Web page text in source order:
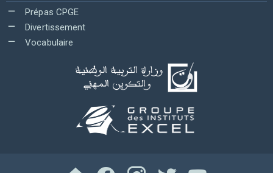
Prépas CPGE
Divertissement
Vocabulaire